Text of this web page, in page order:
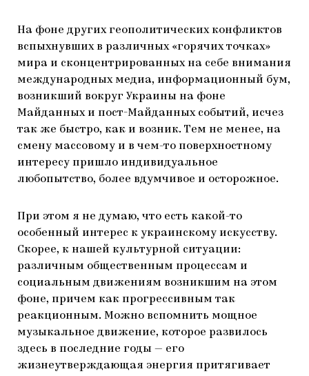
На фоне других геополитических конфликтов
вспыхнувших в различных «горячих точках»
мира и сконцентрированных на себе внимания
международных медиа, информационный бум,
возникший вокруг Украины на фоне
Майданных и пост-Майданных событий, исчез
так же быстро, как и возник. Тем не менее, на
смену массовому и в чем-то поверхностному
интересу пришло индивидуальное
любопытство, более вдумчивое и осторожное.
При этом я не думаю, что есть какой-то
особенный интерес к украинскому искусству.
Скорее, к нашей культурной ситуации:
различным общественным процессам и
социальным движениям возникшим на этом
фоне, причем как прогрессивным так
реакционным. Можно вспомнить мощное
музыкальное движение, которое развилось
здесь в последние годы — его
жизнеутверждающая энергия притягивает